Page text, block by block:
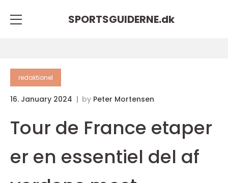
SPORTSGUIDERNE.dk
redaktionel
16. January 2024 by Peter Mortensen
Tour de France etaper
er en essentiel del af